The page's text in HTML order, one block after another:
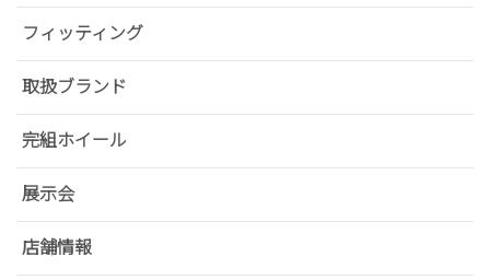
フィッティング
取扱ブランド
完組ホイール
展示会
店舗情報